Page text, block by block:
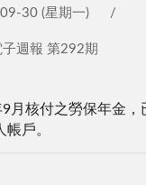
30 (星期一)
週報 第292期
月核付之勞保年金，
帳戶。